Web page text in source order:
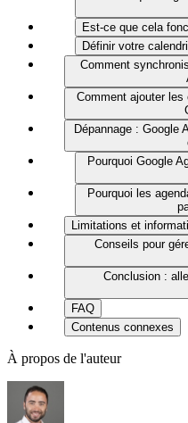
Est-ce que cela
Définir votre
Comment
Comment ajouter les
Dépannage : Google
Pourquoi Google
Pourquoi les
Limitations et
Conseils pour
Conclusion :
FAQ
Contenus connexes
À propos de l'auteur